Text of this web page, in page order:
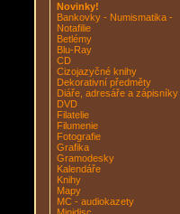
Novinky!
Bankovky - Numismatika -
Notafilie
Betlémy
Blu-Ray
CD
Cizojazyčné knihy
Dekorativní předměty
Diáře, adresáře a zápisníky
DVD
Filatelie
Filumenie
Fotografie
Grafika
Gramodesky
Kalendáře
Knihy
Mapy
MC - audiokazety